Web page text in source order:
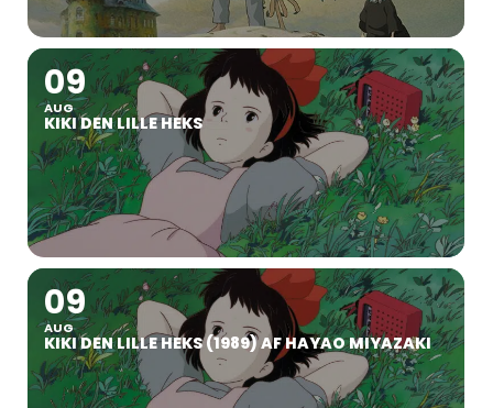
09
AUG
KIKI DEN LILLE HEKS
09
AUG
KIKI DEN LILLE HEKS (1989) AF HAYAO MIYAZAKI